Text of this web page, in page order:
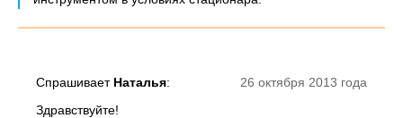
26 октября 2013 года
Спрашивает Наталья:
Здравствуйте!